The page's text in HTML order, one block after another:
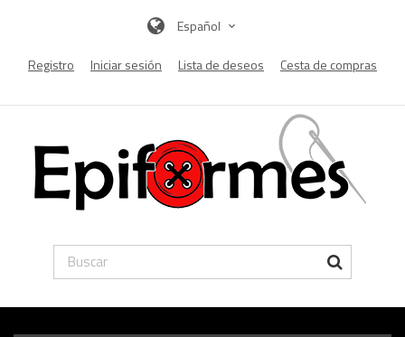
Español
Registro Iniciar sesión Lista de deseos Cesta de compras